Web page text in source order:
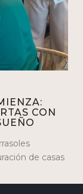
CON
de casas